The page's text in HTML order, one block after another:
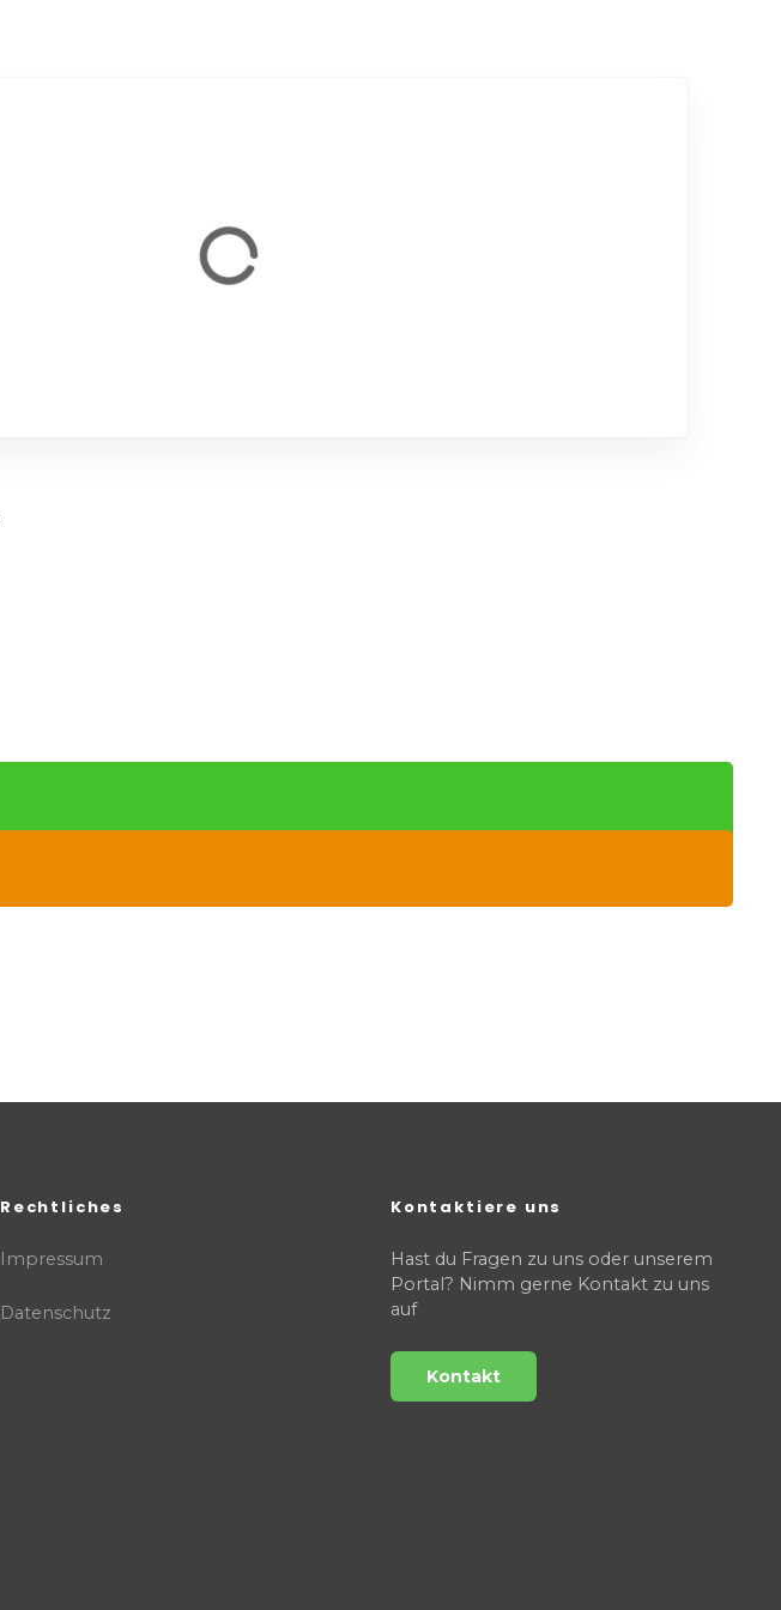
Rechtliches
Impressum
Datenschutz
Kontaktiere uns
Hast du Fragen zu uns oder unserem
Portal? Nimm gerne Kontakt zu uns
auf
Kontakt